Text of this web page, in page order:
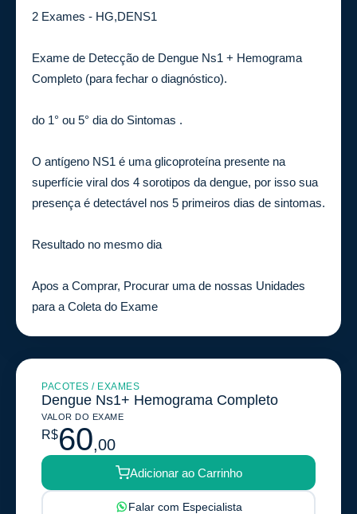
2 Exames - HG,DENS1
Exame de Detecção de Dengue Ns1 + Hemograma
Completo (para fechar o diagnóstico).
do 1° ou 5° dia do Sintomas .
O antígeno NS1 é uma glicoproteína presente na
superfície viral dos 4 sorotipos da dengue, por isso sua
presença é detectável nos 5 primeiros dias de sintomas.
Resultado no mesmo dia
Apos a Comprar, Procurar uma de nossas Unidades
para a Coleta do Exame
PACOTES / EXAMES
Dengue Ns1+ Hemograma Completo
VALOR DO EXAME
R$60,00
Adicionar ao Carrinho
Falar com Especialista